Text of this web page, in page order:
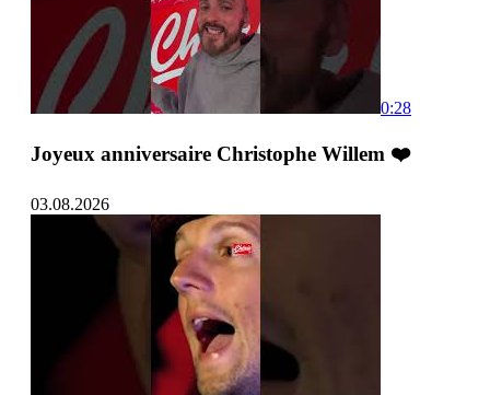
0:28
Joyeux anniversaire Christophe Willem ❤️
03.08.2026